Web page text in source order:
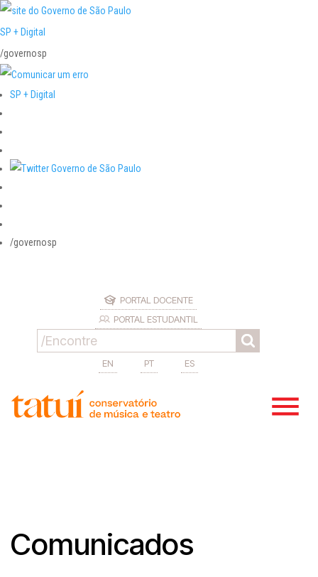
SP + Digital
/governosp
SP + Digital
/governosp
PORTAL DOCENTE
PORTAL ESTUDANTIL
EN PT ES
Comunicados